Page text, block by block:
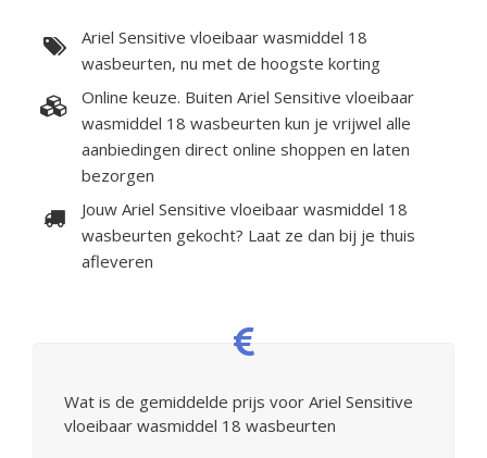
Ariel Sensitive vloeibaar wasmiddel 18
wasbeurten, nu met de hoogste korting
Online keuze. Buiten Ariel Sensitive vloeibaar
wasmiddel 18 wasbeurten kun je vrijwel alle
aanbiedingen direct online shoppen en laten
bezorgen
Jouw Ariel Sensitive vloeibaar wasmiddel 18
wasbeurten gekocht? Laat ze dan bij je thuis
afleveren
Wat is de gemiddelde prijs voor Ariel Sensitive
vloeibaar wasmiddel 18 wasbeurten